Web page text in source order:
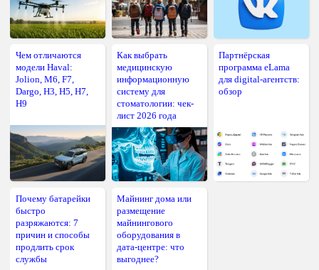
Чем отличаются
модели Haval:
Jolion, M6, F7,
Dargo, H3, H5, H7,
H9
Как выбрать
медицинскую
информационную
систему для
стоматологии: чек-
лист 2026 года
Партнёрская
программа eLama
для digital-агентств:
обзор
Почему батарейки
быстро
разряжаются: 7
причин и способы
продлить срок
службы
Майнинг дома или
размещение
майнингового
оборудования в
дата-центре: что
выгоднее?